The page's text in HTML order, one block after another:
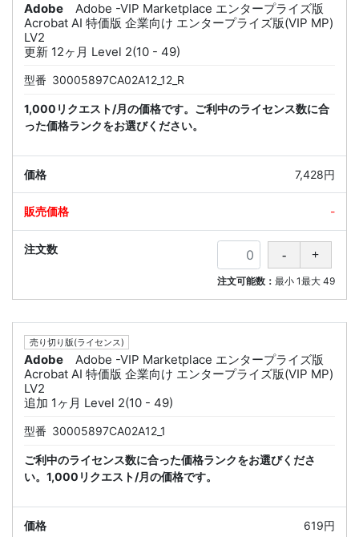
Adobe
Adobe -VIP Marketplace エンタープライズ版
Acrobat AI 特価版 企業向け エンタープライズ版(VIP MP)
LV2
更新 12ヶ月 Level 2(10 - 49)
型番 30005897CA02A12_12_R
1,000リクエスト/月の価格です。ご利中のライセンス数に合
った価格ランクをお選びください。
7,428円
-
注文可能数： 最小 1最大 49
売り切り版(ライセンス)
Adobe
Adobe -VIP Marketplace エンタープライズ版
Acrobat AI 特価版 企業向け エンタープライズ版(VIP MP)
LV2
追加 1ヶ月 Level 2(10 - 49)
型番 30005897CA02A12_1
ご利中のライセンス数に合った価格ランクをお選びくださ
い。1,000リクエスト/月の価格です。
619円